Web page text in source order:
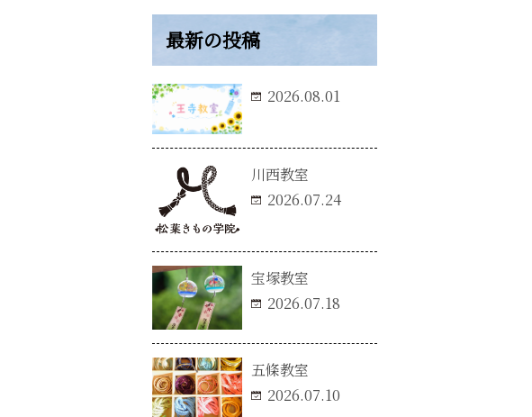
最新の投稿
2026.08.01
川西教室
2026.07.24
宝塚教室
2026.07.18
五條教室
2026.07.10